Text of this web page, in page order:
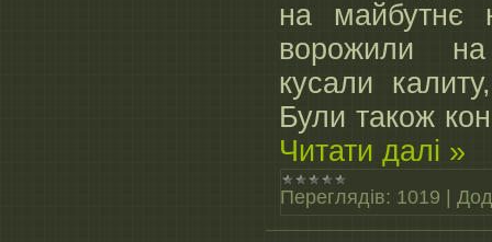
на майбутнє
ворожили
кусали
Були також
Читати далі »
Переглядів: 1019 |